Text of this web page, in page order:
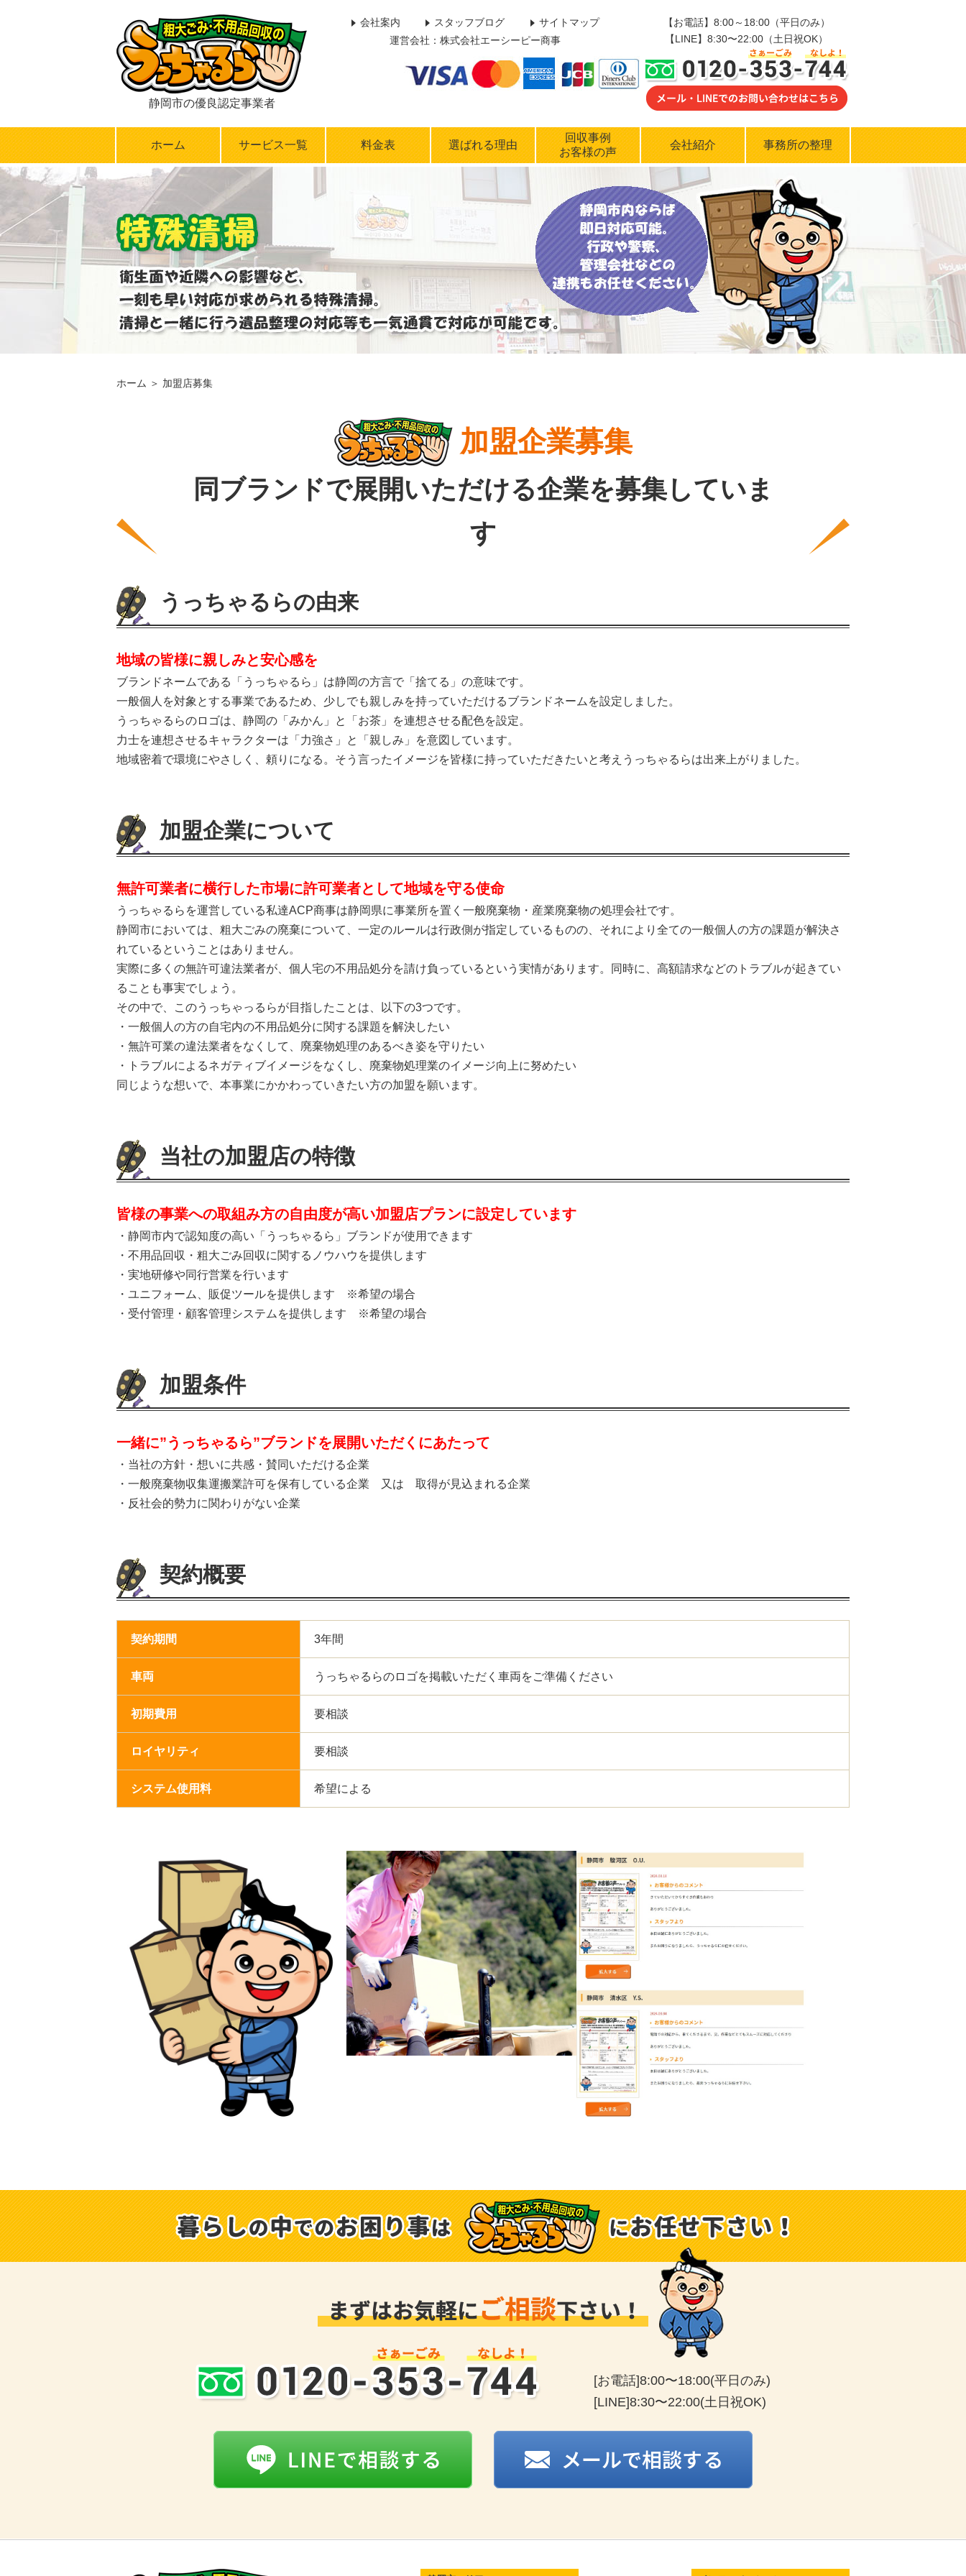
静岡市の優良認定事業者
会社案内 スタッフブログ
サイトマップ
運営会社：株式会社エーシーピー商事
【お電話】8:00～18:00（平日のみ）
【LINE】8:30〜22:00（土日祝OK）
ホーム サービス一覧 料金表 選ばれる理由
回収事例
お客様の声
会社紹介 事務所の整理
ホーム ＞ 加盟店募集
加盟企業募集
同ブランドで展開いただける企業を募集していま
す
うっちゃるらの由来
地域の皆様に親しみと安心感を
ブランドネームである「うっちゃるら」は静岡の方言で「捨てる」の意味です。
一般個人を対象とする事業であるため、少しでも親しみを持っていただけるブランドネームを設定しました。
うっちゃるらのロゴは、静岡の「みかん」と「お茶」を連想させる配色を設定。
力士を連想させるキャラクターは「力強さ」と「親しみ」を意図しています。
地域密着で環境にやさしく、頼りになる。そう言ったイメージを皆様に持っていただきたいと考えうっちゃるらは出来上がりました。
加盟企業について
無許可業者に横行した市場に許可業者として地域を守る使命
うっちゃるらを運営している私達ACP商事は静岡県に事業所を置く一般廃棄物・産業廃棄物の処理会社です。
静岡市においては、粗大ごみの廃棄について、一定のルールは行政側が指定しているものの、それにより全ての一般個人の方の課題が解決さ
れているということはありません。
実際に多くの無許可違法業者が、個人宅の不用品処分を請け負っているという実情があります。同時に、高額請求などのトラブルが起きてい
ることも事実でしょう。
その中で、このうっちゃっるらが目指したことは、以下の3つです。
・一般個人の方の自宅内の不用品処分に関する課題を解決したい
・無許可業の違法業者をなくして、廃棄物処理のあるべき姿を守りたい
・トラブルによるネガティブイメージをなくし、廃棄物処理業のイメージ向上に努めたい
同じような想いで、本事業にかかわっていきたい方の加盟を願います。
当社の加盟店の特徴
皆様の事業への取組み方の自由度が高い加盟店プランに設定しています
・静岡市内で認知度の高い「うっちゃるら」ブランドが使用できます
・不用品回収・粗大ごみ回収に関するノウハウを提供します
・実地研修や同行営業を行います
・ユニフォーム、販促ツールを提供します ※希望の場合
・受付管理・顧客管理システムを提供します ※希望の場合
加盟条件
一緒に”うっちゃるら”ブランドを展開いただくにあたって
・当社の方針・想いに共感・賛同いただける企業
・一般廃棄物収集運搬業許可を保有している企業 又は 取得が見込まれる企業
・反社会的勢力に関わりがない企業
契約概要
契約期間 3年間
車両 うっちゃるらのロゴを掲載いただく車両をご準備ください
初期費用 要相談
ロイヤリティ 要相談
システム使用料 希望による
[お電話]8:00〜18:00(平日のみ)
[LINE]8:30〜22:00(土日祝OK)